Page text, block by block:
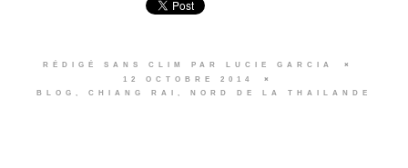
RÉDIGÉ SANS CLIM PAR LUCIE GARCIA
12 OCTOBRE 2014
BLOG , CHIANG RAI , NORD DE LA THAILANDE